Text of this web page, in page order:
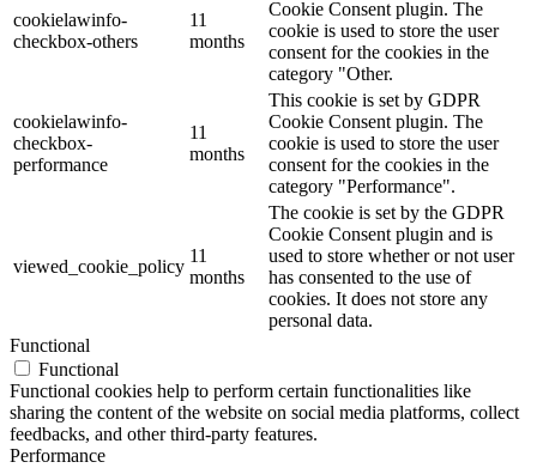
cookielawinfo-
checkbox-others
11
months
Cookie Consent plugin. The
cookie is used to store the user
consent for the cookies in the
category "Other.
cookielawinfo-
checkbox-
performance
11
months
This cookie is set by GDPR
Cookie Consent plugin. The
cookie is used to store the user
consent for the cookies in the
category "Performance".
viewed_cookie_policy
11
months
The cookie is set by the GDPR
Cookie Consent plugin and is
used to store whether or not user
has consented to the use of
cookies. It does not store any
personal data.
Functional
Functional
Functional cookies help to perform certain functionalities like
sharing the content of the website on social media platforms, collect
feedbacks, and other third-party features.
Performance